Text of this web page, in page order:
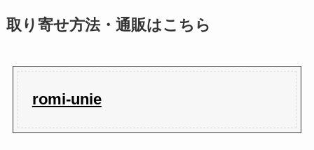
取り寄せ方法・通販はこちら
romi-unie